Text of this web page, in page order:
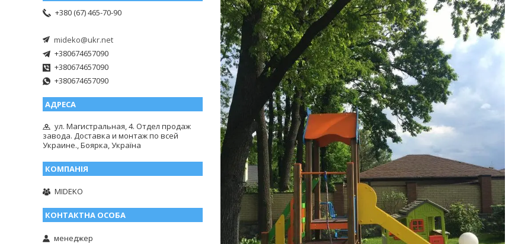
+380 (67) 465-70-90
mideko@ukr.net
+380674657090
+380674657090
+380674657090
ул. Магистральная, 4. Отдел продаж
завода. Доставка и монтаж по всей
Украине., Боярка, Україна
MIDEKO
менеджер